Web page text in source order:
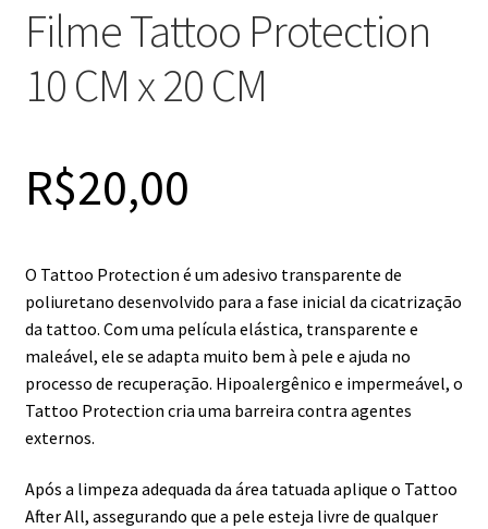
Filme Tattoo Protection
10 CM x 20 CM
R$20,00
O Tattoo Protection é um adesivo transparente de
poliuretano desenvolvido para a fase inicial da cicatrização
da tattoo. Com uma película elástica, transparente e
maleável, ele se adapta muito bem à pele e ajuda no
processo de recuperação. Hipoalergênico e impermeável, o
Tattoo Protection cria uma barreira contra agentes
externos.
Após a limpeza adequada da área tatuada aplique o Tattoo
After All, assegurando que a pele esteja livre de qualquer